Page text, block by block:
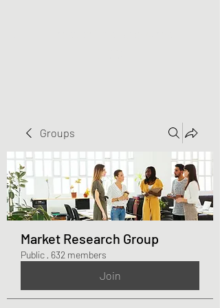
Groups
Market Research Group
Public · 632 members
Join